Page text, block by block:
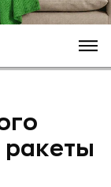
ракеты